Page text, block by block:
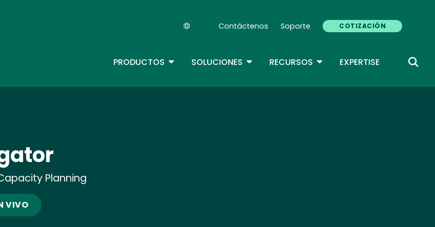
Secondary Navigation (ES)
Contáctenos Soporte COTIZACIÓN
PRODUCTOS TOGGLE DROPDOWN
SOLUCIONES TOGGLE DROPDOWN
RECURSOS TOGGLE DROPDOWN
EXPERTISE
Planning
VIVO